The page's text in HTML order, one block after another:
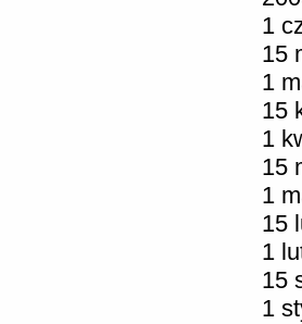
1
15
1
15
1
15
1
15
1
15
1